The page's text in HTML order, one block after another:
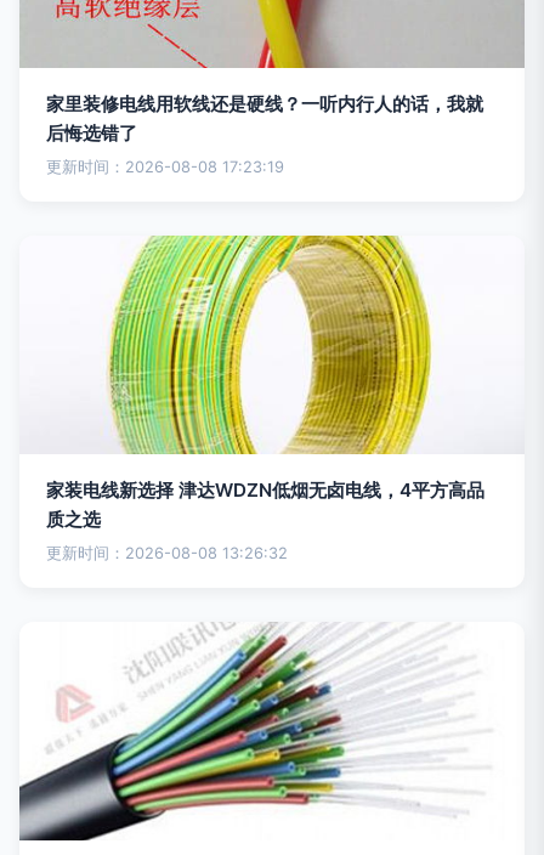
家里装修电线用软线还是硬线？一听内行人的话，我就
后悔选错了
更新时间：2026-08-08 17:23:19
家装电线新选择 津达WDZN低烟无卤电线，4平方高品
质之选
更新时间：2026-08-08 13:26:32